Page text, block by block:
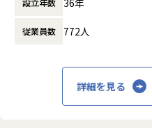
担当領域：要件定義／基本設
・Udemyを会社負担で活用、
のスキルアップも応援！
企業競争力を向
チ開発やコンサ
スを提供してい
ード開発を柱と
設立年数
従業員数 772人
詳細を見る